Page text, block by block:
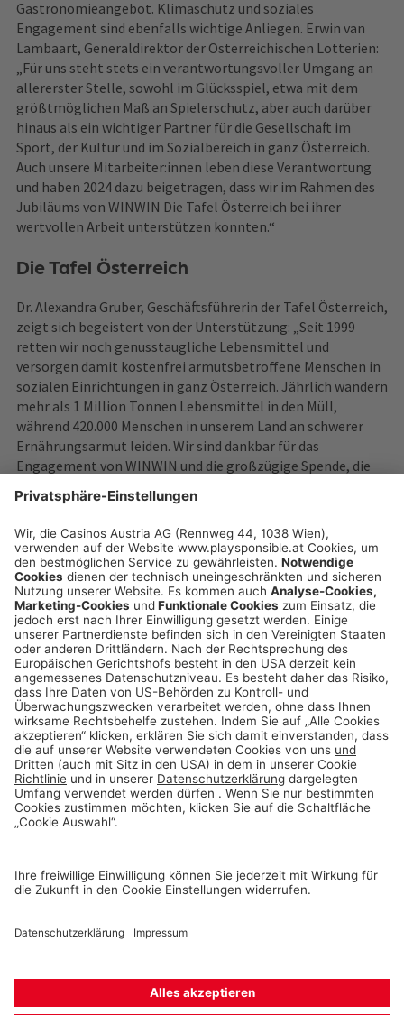
Gastronomieangebot. Klimaschutz und soziales
Engagement sind ebenfalls wichtige Anliegen. Erwin van
Lambaart, Generaldirektor der Österreichischen Lotterien:
„Für uns steht stets ein verantwortungsvoller Umgang an
allererster Stelle, sowohl im Glücksspiel, etwa mit dem
größtmöglichen Maß an Spielerschutz, aber auch darüber
hinaus als ein wichtiger Partner für die Gesellschaft im
Sport, der Kultur und im Sozialbereich in ganz Österreich.
Auch unsere Mitarbeiter:innen leben diese Verantwortung
und haben 2024 dazu beigetragen, dass wir im Rahmen des
Jubiläums von WINWIN Die Tafel Österreich bei ihrer
wertvollen Arbeit unterstützen konnten.“
Die Tafel Österreich
Dr. Alexandra Gruber, Geschäftsführerin der Tafel Österreich,
zeigt sich begeistert von der Unterstützung: „Seit 1999
retten wir noch genusstaugliche Lebensmittel und
versorgen damit kostenfrei armutsbetroffene Menschen in
sozialen Einrichtungen in ganz Österreich. Jährlich wandern
mehr als 1 Million Tonnen Lebensmittel in den Müll,
während 420.000 Menschen in unserem Land an schwerer
Ernährungsarmut leiden. Wir sind dankbar für das
Engagement von WINWIN und die großzügige Spende, die
uns hilft, eine wichtige Brücke vom Überfluss zum Bedarf zu
schlagen und auf diese Missstände aufmerksam zu machen.“
playsponsible.at ist eine Service-Plattform der
Casinos Austria und Österreichische Lotterien Gruppe